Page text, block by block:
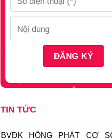
TIN TỨC
BVĐK HỒNG PHÁT CƠ